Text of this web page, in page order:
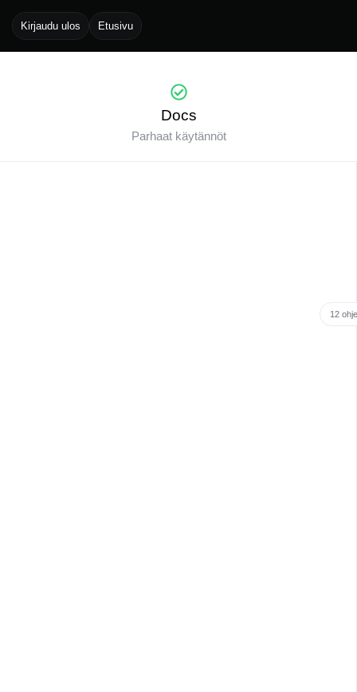
Kirjaudu ulos Etusivu
Docs
Parhaat käytännöt
12